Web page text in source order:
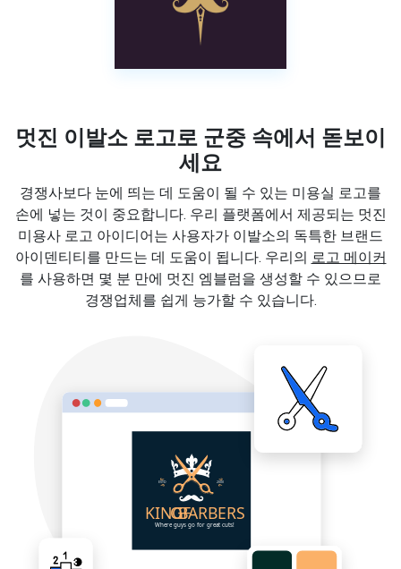
멋진 이발소 로고로 군중 속에서 돋보이
세요
경쟁사보다 눈에 띄는 데 도움이 될 수 있는 미용실 로고를
손에 넣는 것이 중요합니다. 우리 플랫폼에서 제공되는 멋진
미용사 로고 아이디어는 사용자가 이발소의 독특한 브랜드
아이덴티티를 만드는 데 도움이 됩니다. 우리의 로고 메이커
를 사용하면 몇 분 만에 멋진 엠블럼을 생성할 수 있으므로
경쟁업체를 쉽게 능가할 수 있습니다.